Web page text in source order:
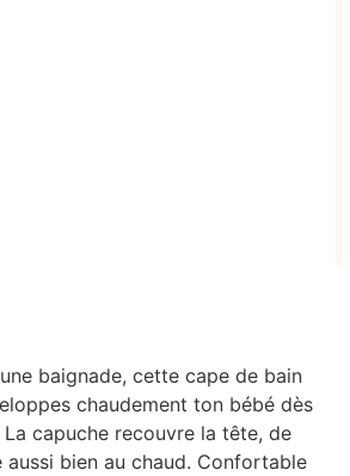
baignade, cette cape de bain
chaudement ton bébé dès
La capuche recouvre la tête, de
aussi bien au chaud. Confortable